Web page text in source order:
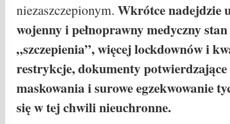
niezaszczepionym. Wkrótce nadejdzie
wojenny i pełnoprawny medyczny
„szczepienia”, więcej lockdownów i
restrykcje, dokumenty potwierdzające
maskowania i surowe egzekwowanie
się w tej chwili nieuchronne.